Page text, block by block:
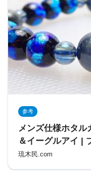
参考
メンズ仕様ホタル
＆イーグルアイ |
スタル | 内径約１
琉木民.com